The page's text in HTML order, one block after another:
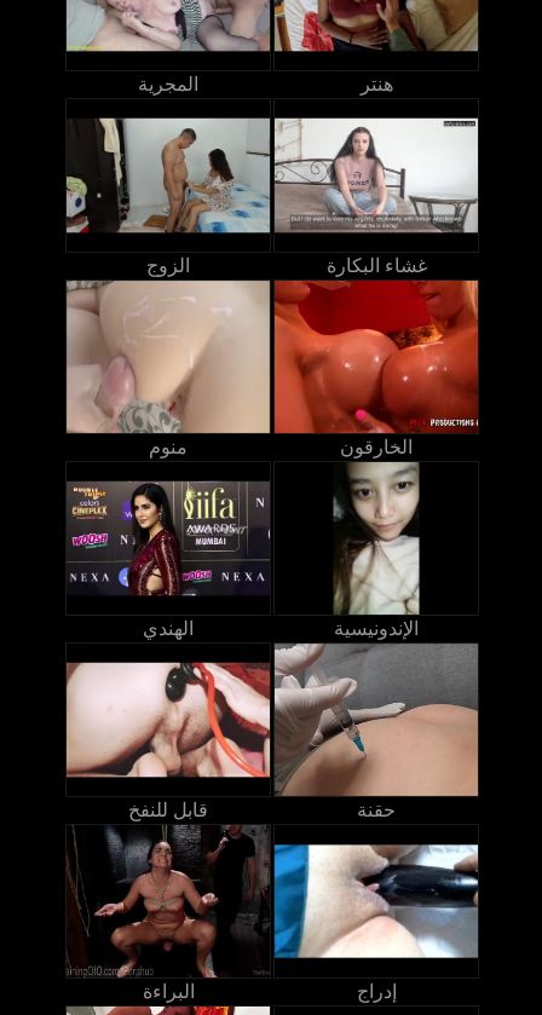
المجرية هنتر
الزوج غشاء البكارة
منوم الخارقون
الهندي الإندونيسية
قابل للنفخ حقنة
البراءة إدراج